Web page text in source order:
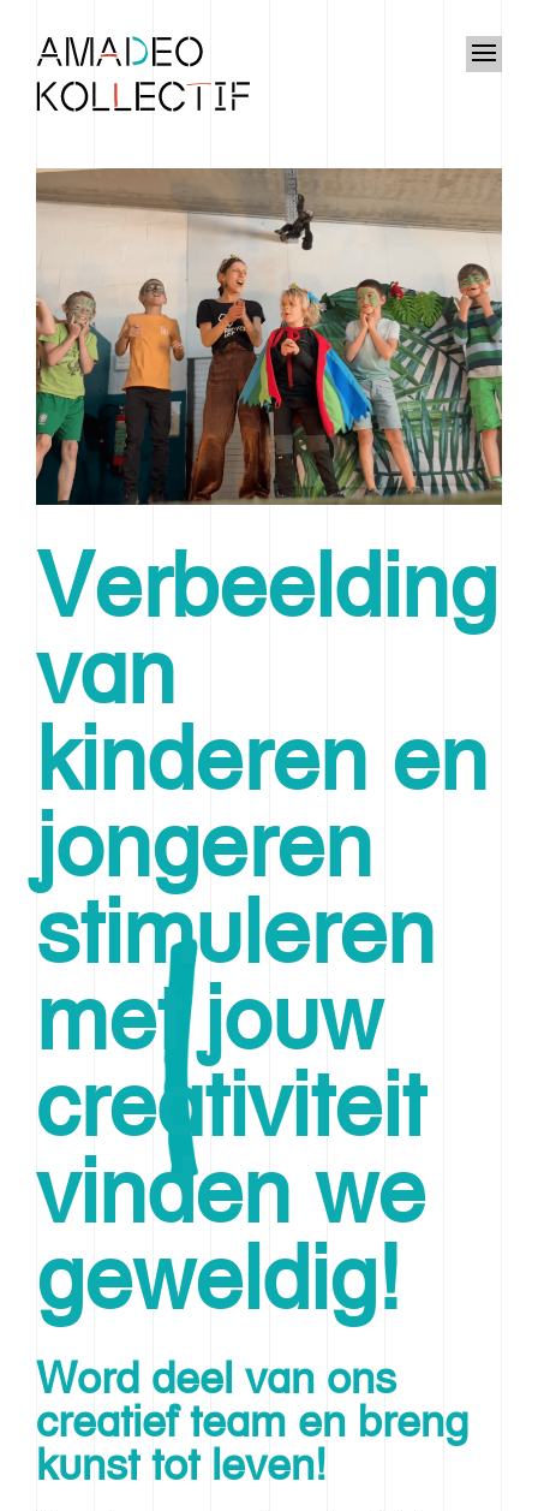
Verbeelding
van
kinderen en
jongeren
stimuleren
met jouw
creativiteit
vinden we
geweldig!
Word deel van ons
creatief team en breng
kunst tot leven!